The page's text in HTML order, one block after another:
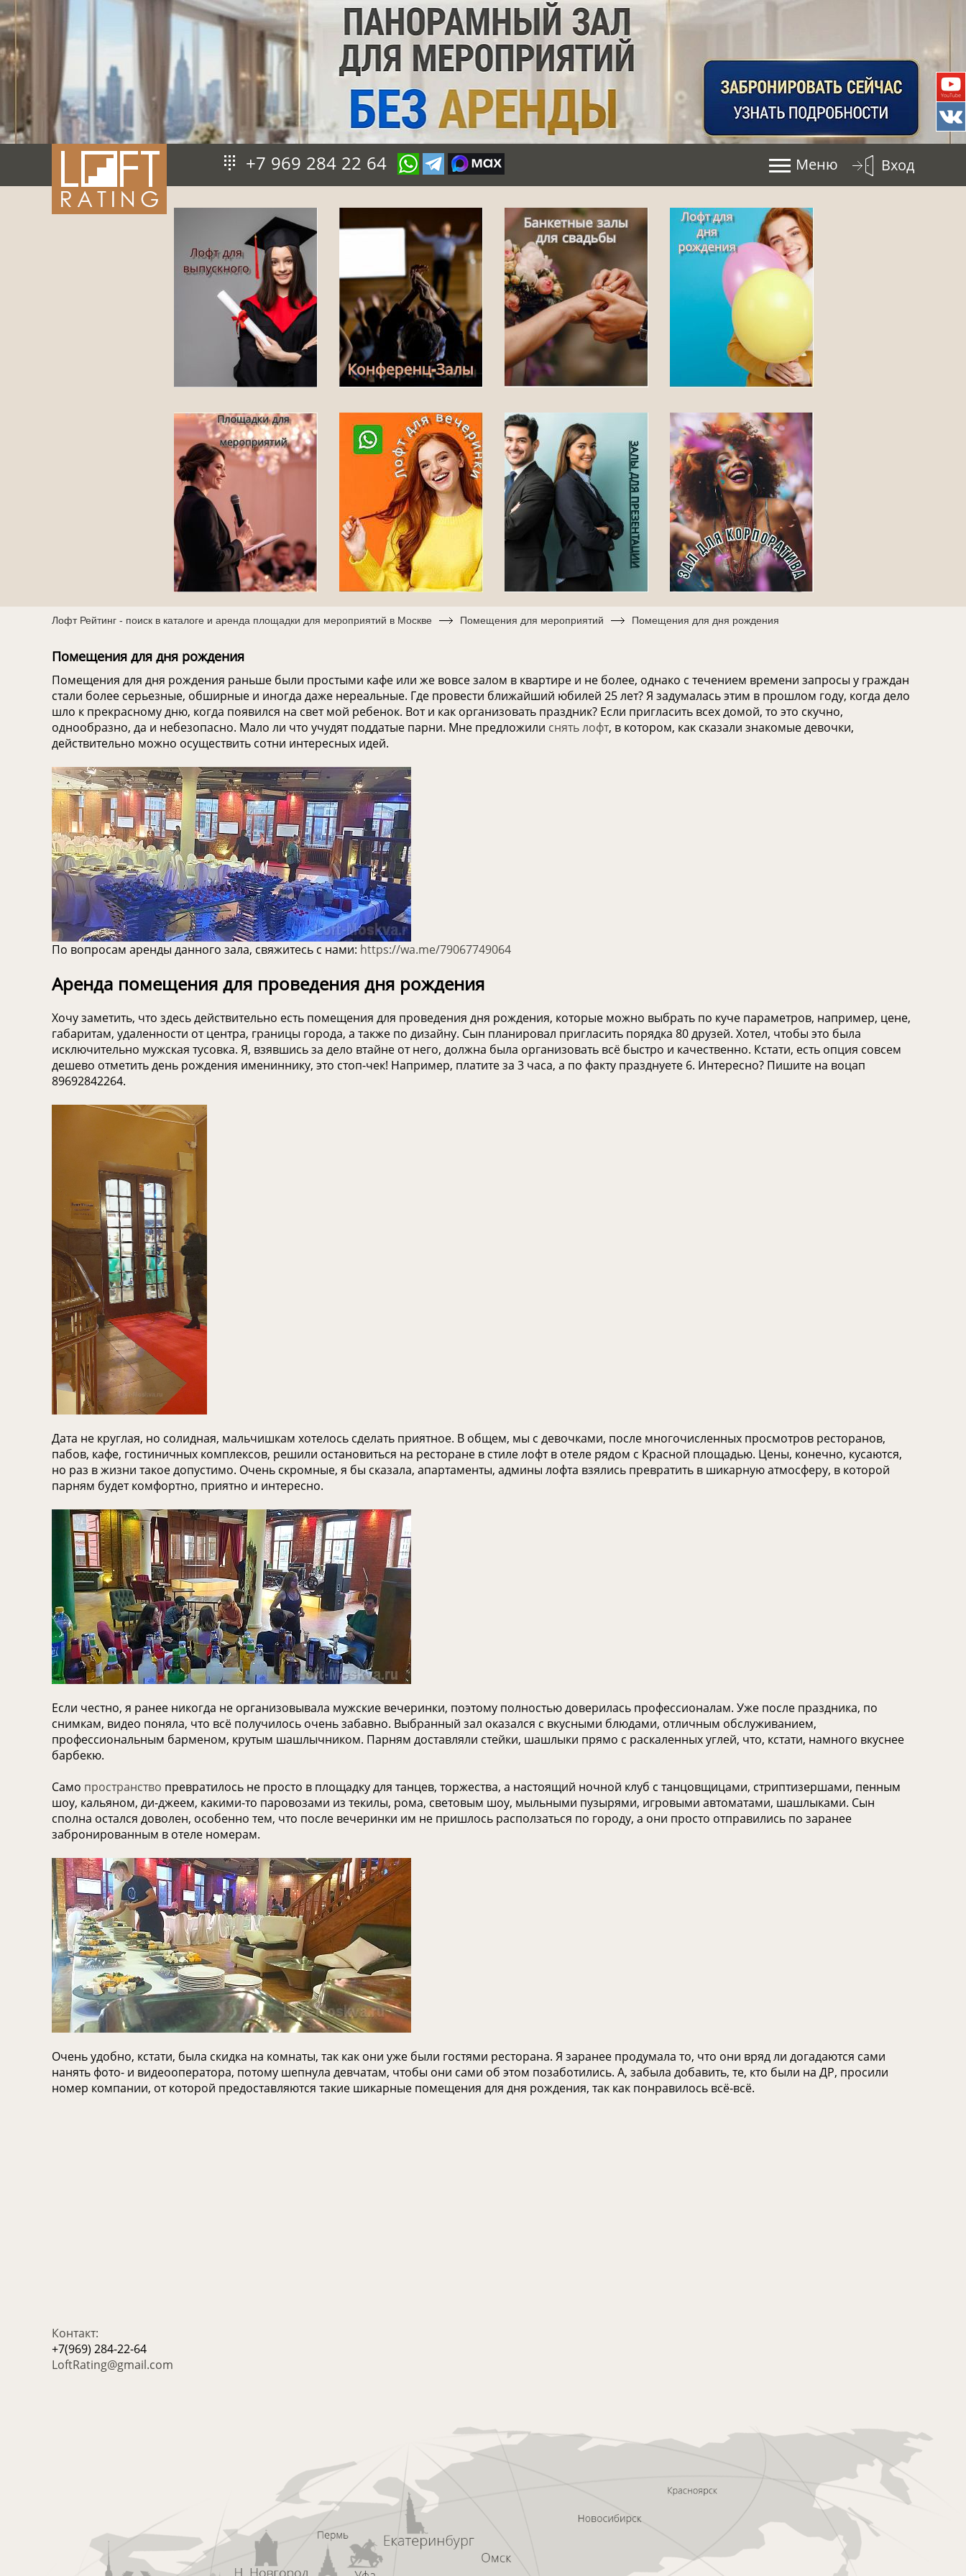
+7 969 284 22 64 Меню Вход
Лофт Рейтинг - поиск в каталоге и аренда площадки для мероприятий в Москве Помещения для мероприятий Помещения для дня рождения
Помещения для дня рождения
Помещения для дня рождения раньше были простыми кафе или же вовсе залом в квартире и не более, однако с течением времени запросы у граждан
стали более серьезные, обширные и иногда даже нереальные. Где провести ближайший юбилей 25 лет? Я задумалась этим в прошлом году, когда дело
шло к прекрасному дню, когда появился на свет мой ребенок. Вот и как организовать праздник? Если пригласить всех домой, то это скучно,
однообразно, да и небезопасно. Мало ли что учудят поддатые парни. Мне предложили снять лофт, в котором, как сказали знакомые девочки,
действительно можно осуществить сотни интересных идей.
По вопросам аренды данного зала, свяжитесь с нами: https://wa.me/79067749064
Аренда помещения для проведения дня рождения
Хочу заметить, что здесь действительно есть помещения для проведения дня рождения, которые можно выбрать по куче параметров, например, цене,
габаритам, удаленности от центра, границы города, а также по дизайну. Сын планировал пригласить порядка 80 друзей. Хотел, чтобы это была
исключительно мужская тусовка. Я, взявшись за дело втайне от него, должна была организовать всё быстро и качественно. Кстати, есть опция совсем
дешево отметить день рождения имениннику, это стоп-чек! Например, платите за 3 часа, а по факту празднуете 6. Интересно? Пишите на воцап
89692842264.
Дата не круглая, но солидная, мальчишкам хотелось сделать приятное. В общем, мы с девочками, после многочисленных просмотров ресторанов,
пабов, кафе, гостиничных комплексов, решили остановиться на ресторане в стиле лофт в отеле рядом с Красной площадью. Цены, конечно, кусаются,
но раз в жизни такое допустимо. Очень скромные, я бы сказала, апартаменты, админы лофта взялись превратить в шикарную атмосферу, в которой
парням будет комфортно, приятно и интересно.
Если честно, я ранее никогда не организовывала мужские вечеринки, поэтому полностью доверилась профессионалам. Уже после праздника, по
снимкам, видео поняла, что всё получилось очень забавно. Выбранный зал оказался с вкусными блюдами, отличным обслуживанием,
профессиональным барменом, крутым шашлычником. Парням доставляли стейки, шашлыки прямо с раскаленных углей, что, кстати, намного вкуснее
барбекю.
Само пространство превратилось не просто в площадку для танцев, торжества, а настоящий ночной клуб с танцовщицами, стриптизершами, пенным
шоу, кальяном, ди-джеем, какими-то паровозами из текилы, рома, световым шоу, мыльными пузырями, игровыми автоматами, шашлыками. Сын
сполна остался доволен, особенно тем, что после вечеринки им не пришлось расползаться по городу, а они просто отправились по заранее
забронированным в отеле номерам.
Очень удобно, кстати, была скидка на комнаты, так как они уже были гостями ресторана. Я заранее продумала то, что они вряд ли догадаются сами
нанять фото- и видеооператора, потому шепнула девчатам, чтобы они сами об этом позаботились. А, забыла добавить, те, кто были на ДР, просили
номер компании, от которой предоставляются такие шикарные помещения для дня рождения, так как понравилось всё-всё.
Контакт:
+7(969) 284-22-64
LoftRating@gmail.com